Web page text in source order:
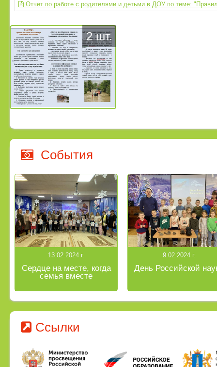
Отчет по работе с родителями и детьми в ДОУ по теме:
2 шт.
События
13.02.2024 г.
Сердце на месте, когда
семья вместе
9.02.2024 г.
День Российской
Ссылки